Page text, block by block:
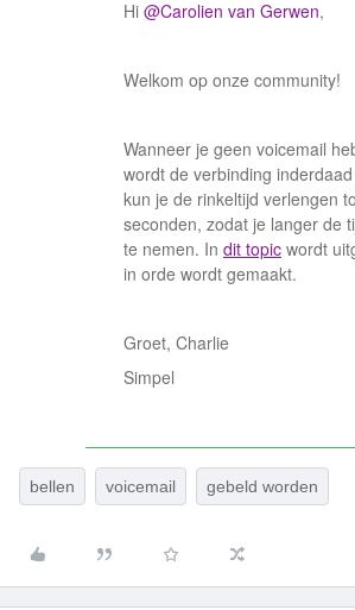
Hi @Carolien van Gerwen,
Welkom op onze community!
Wanneer je geen voicemail
wordt de verbinding
kun je de rinkeltijd verlengen
seconden, zodat je langer de
te nemen. In dit topic wordt
in orde wordt gemaakt.
Groet, Charlie
Simpel
bellen voicemail gebeld worden